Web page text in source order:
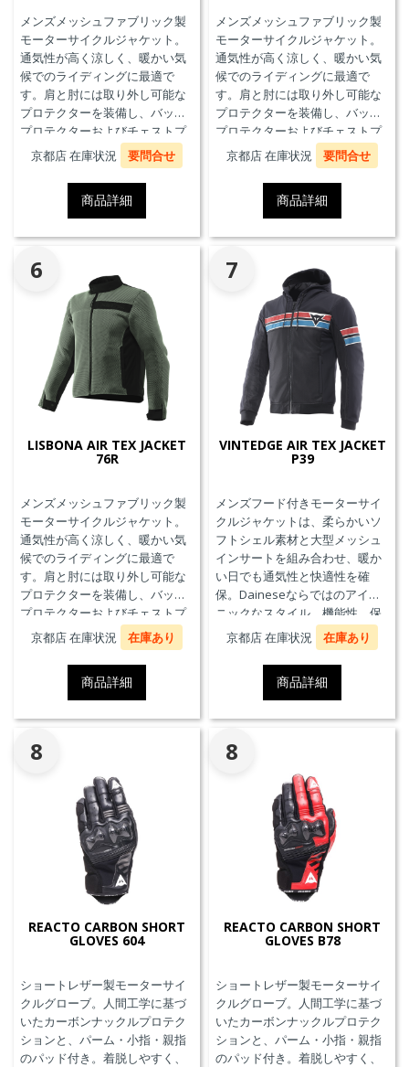
メンズメッシュファブリック製
モーターサイクルジャケット。
通気性が高く涼しく、暖かい気
候でのライディングに最適で
す。肩と肘には取り外し可能な
プロテクターを装備し、バック
プロテクターおよびチェストプ
ロテクターにも対応していま
す。
京都店 在庫状況 要問合せ
商品詳細
メンズメッシュファブリック製
モーターサイクルジャケット。
通気性が高く涼しく、暖かい気
候でのライディングに最適で
す。肩と肘には取り外し可能な
プロテクターを装備し、バック
プロテクターおよびチェストプ
ロテクターにも対応していま
す。
京都店 在庫状況 要問合せ
商品詳細
6
LISBONA AIR TEX JACKET
76R
メンズメッシュファブリック製
モーターサイクルジャケット。
通気性が高く涼しく、暖かい気
候でのライディングに最適で
す。肩と肘には取り外し可能な
プロテクターを装備し、バック
プロテクターおよびチェストプ
ロテクターにも対応していま
す。
京都店 在庫状況 在庫あり
商品詳細
7
VINTEDGE AIR TEX JACKET
P39
メンズフード付きモーターサイ
クルジャケットは、柔らかいソ
フトシェル素材と大型メッシュ
インサートを組み合わせ、暖か
い日でも通気性と快適性を確
保。Daineseならではのアイコ
ニックなスタイル、機能性、保
護性能を兼ね備え、郊外でのツ
ーリングや都市での通勤に最適
京都店 在庫状況 在庫あり
商品詳細
8
REACTO CARBON SHORT
GLOVES 604
ショートレザー製モーターサイ
クルグローブ。人間工学に基づ
いたカーボンナックルプロテク
ションと、パーム・小指・親指
のパッド付き。着脱しやすく、
8
REACTO CARBON SHORT
GLOVES B78
ショートレザー製モーターサイ
クルグローブ。人間工学に基づ
いたカーボンナックルプロテク
ションと、パーム・小指・親指
のパッド付き。着脱しやすく、